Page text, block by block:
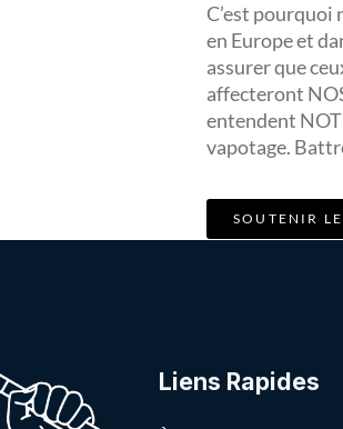
C’est pourquoi
en Europe et
assurer que
affecteront
entendent
vapotage.
SOUTENIR
Liens Rapides